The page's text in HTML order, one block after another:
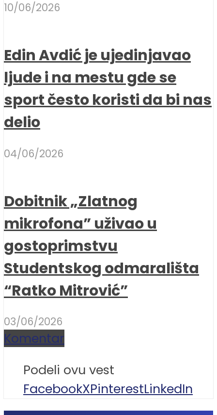
10/06/2026
Edin Avdić je ujedinjavao
ljude i na mestu gde se
sport često koristi da bi nas
delio
04/06/2026
Dobitnik „Zlatnog
mikrofona” uživao u
gostoprimstvu
Studentskog odmarališta
“Ratko Mitrović”
03/06/2026
Komentar
Podeli ovu vest
FacebookXPinterestLinkedIn